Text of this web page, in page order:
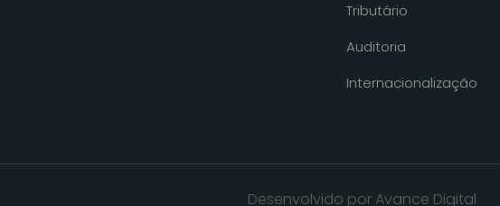
Tributário
Auditoria
Internacionalização
Desenvolvido por Avance Digital